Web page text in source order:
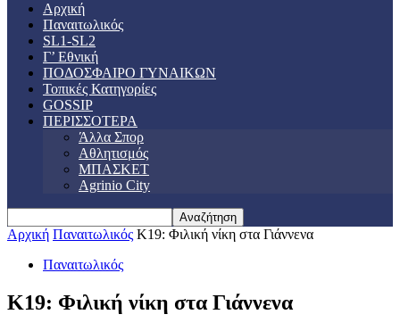
Αρχική
Παναιτωλικός
SL1-SL2
Γ’ Εθνική
ΠΟΔΟΣΦΑΙΡΟ ΓΥΝΑΙΚΩΝ
Τοπικές Κατηγορίες
GOSSIP
ΠΕΡΙΣΣΟΤΕΡΑ
Άλλα Σπορ
Αθλητισμός
ΜΠΑΣΚΕΤ
Agrinio City
Αρχική Παναιτωλικός Κ19: Φιλική νίκη στα Γιάννενα
Παναιτωλικός
Κ19: Φιλική νίκη στα Γιάννενα